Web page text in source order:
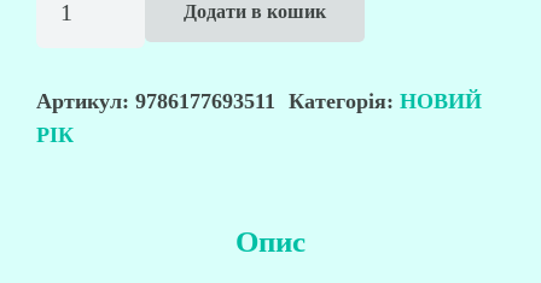
Санта
кількість
Додати в кошик
Артикул: 9786177693511 Категорія: НОВИЙ
РІК
Опис